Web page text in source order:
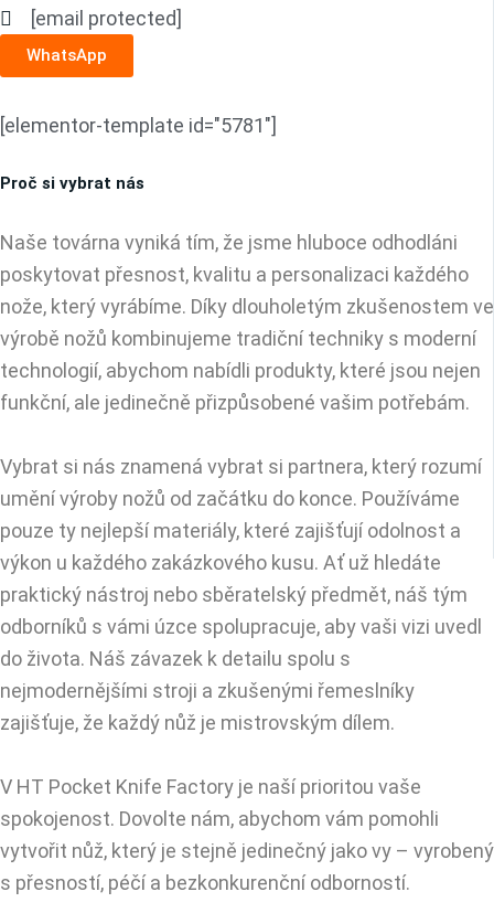
[email protected]
WhatsApp
[elementor-template id="5781"]
Proč si vybrat nás
Naše továrna vyniká tím, že jsme hluboce odhodláni
poskytovat přesnost, kvalitu a personalizaci každého
nože, který vyrábíme. Díky dlouholetým zkušenostem ve
výrobě nožů kombinujeme tradiční techniky s moderní
technologií, abychom nabídli produkty, které jsou nejen
funkční, ale jedinečně přizpůsobené vašim potřebám.
Vybrat si nás znamená vybrat si partnera, který rozumí
umění výroby nožů od začátku do konce. Používáme
pouze ty nejlepší materiály, které zajišťují odolnost a
výkon u každého zakázkového kusu. Ať už hledáte
praktický nástroj nebo sběratelský předmět, náš tým
odborníků s vámi úzce spolupracuje, aby vaši vizi uvedl
do života. Náš závazek k detailu spolu s
nejmodernějšími stroji a zkušenými řemeslníky
zajišťuje, že každý nůž je mistrovským dílem.
V HT Pocket Knife Factory je naší prioritou vaše
spokojenost. Dovolte nám, abychom vám pomohli
vytvořit nůž, který je stejně jedinečný jako vy – vyrobený
s přesností, péčí a bezkonkurenční odborností.